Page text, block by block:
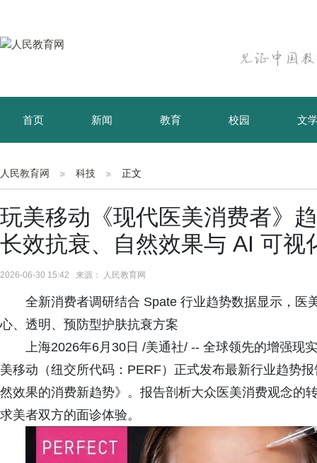
首页 新闻 教育 校园 文
育儿 资讯
人民教育网 科技 正文
玩美移动《现代医美消费者》
长效抗衰、自然效果与 AI 可视
2026-06-30 15:42 来源： 人民教育网
全新消费者调研结合 Spate 行业趋势数据显示，医
心、透明、预防型护肤抗衰方案
上海2026年6月30日 /美通社/ -- 全球领先的增强
美移动（纽交所代码：PERF）正式发布最新行业趋势
然效果的消费新趋势》。报告剖析大众医美消费观念的
求美者双方的面诊体验。